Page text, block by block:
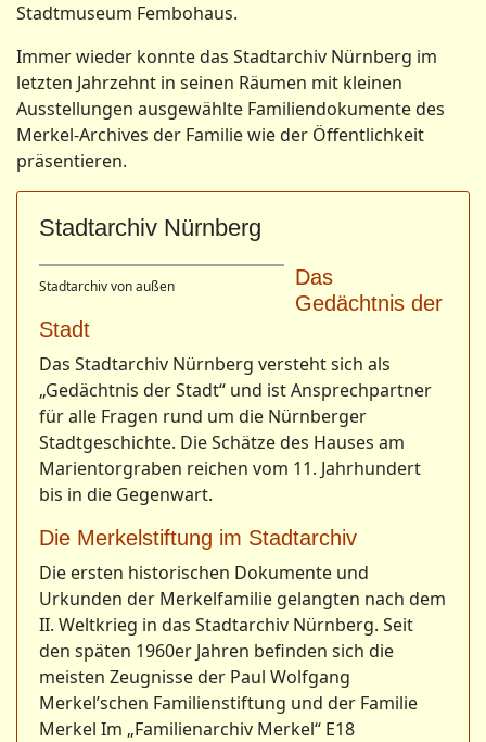
Stadtmuseum Fembohaus.
Immer wieder konnte das Stadtarchiv Nürnberg im
letzten Jahrzehnt in seinen Räumen mit kleinen
Ausstellungen ausgewählte Familiendokumente des
Merkel-Archives der Familie wie der Öffentlichkeit
präsentieren.
Stadtarchiv Nürnberg
Stadtarchiv von außen
Das
Gedächtnis der
Stadt
Das Stadtarchiv Nürnberg versteht sich als
„Gedächtnis der Stadt“ und ist Ansprechpartner
für alle Fragen rund um die Nürnberger
Stadtgeschichte. Die Schätze des Hauses am
Marientorgraben reichen vom 11. Jahrhundert
bis in die Gegenwart.
Die Merkelstiftung im Stadtarchiv
Die ersten historischen Dokumente und
Urkunden der Merkelfamilie gelangten nach dem
II. Weltkrieg in das Stadtarchiv Nürnberg. Seit
den späten 1960er Jahren befinden sich die
meisten Zeugnisse der Paul Wolfgang
Merkel’schen Familienstiftung und der Familie
Merkel Im „Familienarchiv Merkel“ E18